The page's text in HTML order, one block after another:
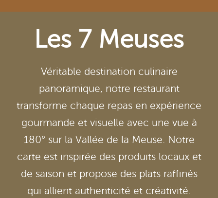
Les 7 Meuses
Véritable destination culinaire
panoramique, notre restaurant
transforme chaque repas en expérience
gourmande et visuelle avec une vue à
180° sur la Vallée de la Meuse. Notre
carte est inspirée des produits locaux et
de saison et propose des plats raffinés
qui allient authenticité et créativité.